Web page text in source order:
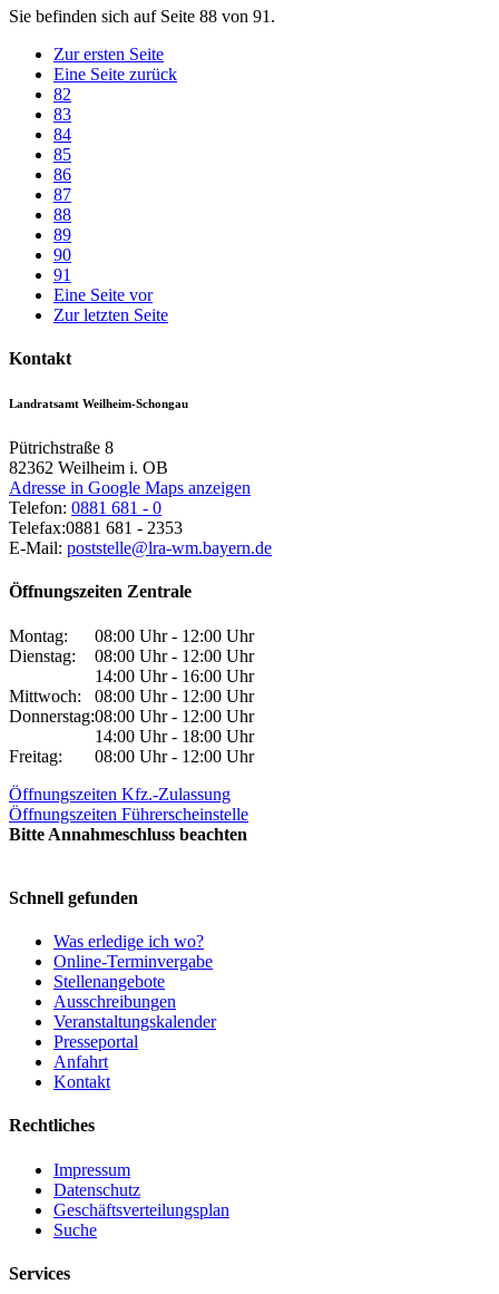
Sie befinden sich auf Seite 88 von 91.
Zur ersten Seite
Eine Seite zurück
82
83
84
85
86
87
88
89
90
91
Eine Seite vor
Zur letzten Seite
Kontakt
Landratsamt Weilheim-Schongau
Pütrichstraße 8
82362 Weilheim i. OB
Adresse in Google Maps anzeigen
Telefon: 0881 681 - 0
Telefax:0881 681 - 2353
E-Mail: poststelle@lra-wm.bayern.de
Öffnungszeiten Zentrale
Montag:
08:00 Uhr - 12:00 Uhr
Dienstag:
08:00 Uhr - 12:00 Uhr
14:00 Uhr - 16:00 Uhr
Mittwoch:
08:00 Uhr - 12:00 Uhr
Donnerstag:08:00 Uhr - 12:00 Uhr
14:00 Uhr - 18:00 Uhr
Freitag:
08:00 Uhr - 12:00 Uhr
Öffnungszeiten Kfz.-Zulassung
Öffnungszeiten Führerscheinstelle
Bitte Annahmeschluss beachten
Schnell gefunden
Was erledige ich wo?
Online-Terminvergabe
Stellenangebote
Ausschreibungen
Veranstaltungskalender
Presseportal
Anfahrt
Kontakt
Rechtliches
Impressum
Datenschutz
Geschäftsverteilungsplan
Suche
Services